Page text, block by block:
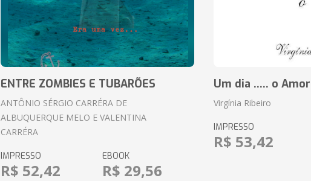
ENTRE ZOMBIES E TUBARÕES
ANTÔNIO SÉRGIO CARRÉRA DE
ALBUQUERQUE MELO E VALENTINA
CARRÉRA
IMPRESSO
R$ 52,42
EBOOK
R$ 29,56
Um dia ..... o Amor
Virgínia Ribeiro
IMPRESSO
R$ 53,42